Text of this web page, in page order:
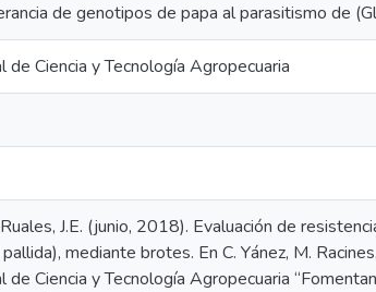
de genotipos de papa al parasitismo de
de Ciencia y Tecnología Agropecuaria
J.E. (junio, 2018). Evaluación de
mediante brotes. En C. Yánez, M.
de Ciencia y Tecnología Agropecuaria